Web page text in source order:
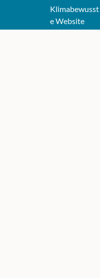
Klimabewusst
e Website